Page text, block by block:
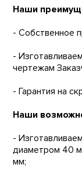
Наши
- Собственное
-
чертежам
- Гарантия на
Наши
-
диаметром 40
мм;